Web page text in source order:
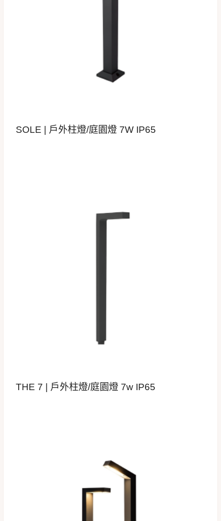
SOLE | 戶外柱燈/庭園燈 7W IP65
THE 7 | 戶外柱燈/庭園燈 7w IP65